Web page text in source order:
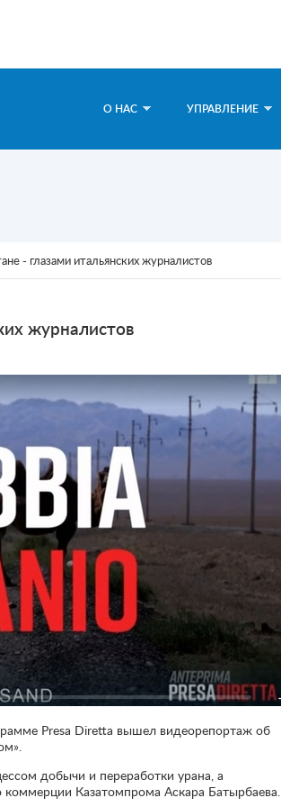
О НАС УПРАВЛЕНИЕ
- глазами итальянских журналистов
журналистов
Presa Diretta вышел видеорепортаж об
добычи и переработки урана, а
коммерции Казатомпрома Аскара Батырбаева.